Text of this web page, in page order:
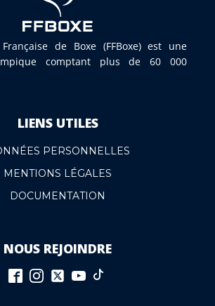
de Boxe (FFBoxe) est une
comptant plus de 60 000
LIENS UTILES
PERSONNELLES
MENTIONS LÉGALES
DOCUMENTATION
NOUS REJOINDRE